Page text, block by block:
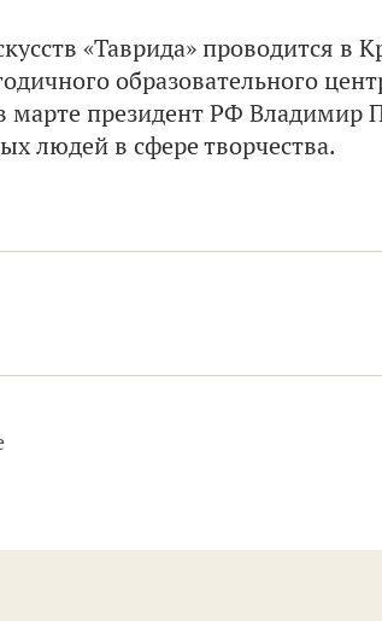
«Таврида» проводится в
образовательного
марте президент РФ Владимир
людей в сфере творчества.